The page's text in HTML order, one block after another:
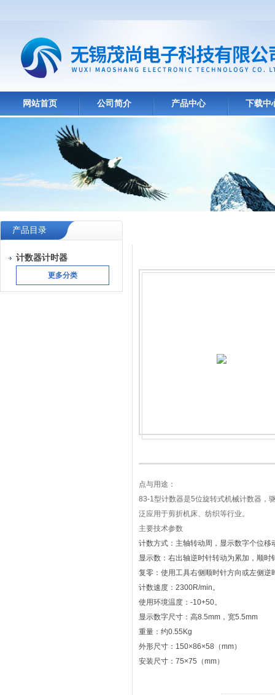
网站首页 公司简介 产品中心 下载中
产品目录
计数器计时器
更多分类
点与用途：
83-1型计数器是5位旋转式机械计数器，
泛应用于剪折机床、纺织等行业。
主要技术参数
计数方式：主轴转动周，显示数字个位移
显示数：右出轴逆时针转动为累加，顺
复零：使用工具右侧顺时针方向或左侧
计数速度：2300R/min。
使用环境温度：-10+50。
显示数字尺寸：高8.5mm，宽5.5mm
重量：约0.55Kg
外形尺寸：150×86×58（mm）
安装尺寸：75×75（mm）